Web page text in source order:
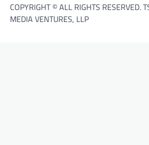
COPYRIGHT © ALL RIGHTS RESERVED.
MEDIA VENTURES, LLP